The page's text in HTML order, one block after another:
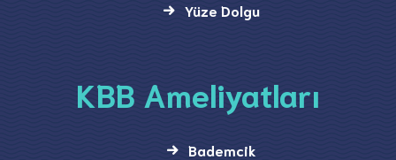
Yüze Dolgu
KBB Ameliyatları
Bademcik